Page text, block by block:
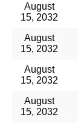
August
15, 2032
August
15, 2032
August
15, 2032
August
15, 2032